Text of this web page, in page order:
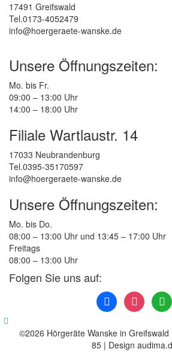
17491 Greifswald
Tel.0173-4052479
info@hoergeraete-wanske.de
Unsere Öffnungszeiten:
Mo. bis Fr.
09:00 – 13:00 Uhr
14:00 – 18:00 Uhr
Filiale Wartlaustr. 14
17033 Neubrandenburg
Tel.0395-35170597
info@hoergeraete-wanske.de
Unsere Öffnungszeiten:
Mo. bis Do.
08:00 – 13:00 Uhr und 13:45 – 17:00 Uhr
Freitags
08:00 – 13:00 Uhr
Folgen Sie uns auf:
facebookinstagram
©2026 Hörgeräte Wanske in
85 | Design